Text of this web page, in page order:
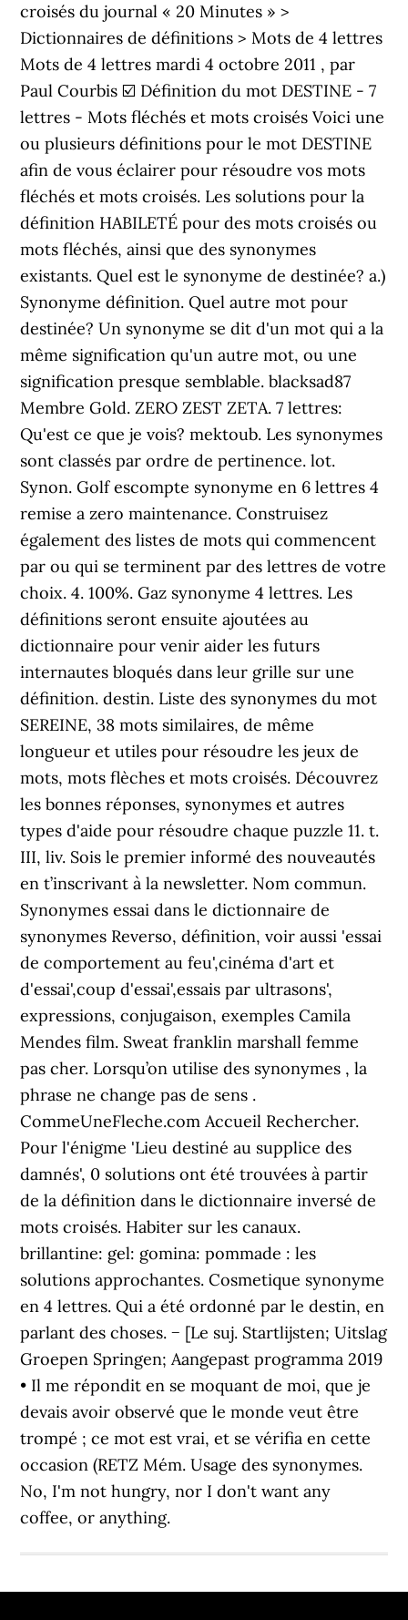
croisés du journal « 20 Minutes » >
Dictionnaires de définitions > Mots de 4 lettres
Mots de 4 lettres mardi 4 octobre 2011 , par
Paul Courbis ☑️ Définition du mot DESTINE - 7
lettres - Mots fléchés et mots croisés Voici une
ou plusieurs définitions pour le mot DESTINE
afin de vous éclairer pour résoudre vos mots
fléchés et mots croisés. Les solutions pour la
définition HABILETÉ pour des mots croisés ou
mots fléchés, ainsi que des synonymes
existants. Quel est le synonyme de destinée? a.)
Synonyme définition. Quel autre mot pour
destinée? Un synonyme se dit d'un mot qui a la
même signification qu'un autre mot, ou une
signification presque semblable. blacksad87
Membre Gold. ZERO ZEST ZETA. 7 lettres:
Qu'est ce que je vois? mektoub. Les synonymes
sont classés par ordre de pertinence. lot.
Synon. Golf escompte synonyme en 6 lettres 4
remise a zero maintenance. Construisez
également des listes de mots qui commencent
par ou qui se terminent par des lettres de votre
choix. 4. 100%. Gaz synonyme 4 lettres. Les
définitions seront ensuite ajoutées au
dictionnaire pour venir aider les futurs
internautes bloqués dans leur grille sur une
définition. destin. Liste des synonymes du mot
SEREINE, 38 mots similaires, de même
longueur et utiles pour résoudre les jeux de
mots, mots flèches et mots croisés. Découvrez
les bonnes réponses, synonymes et autres
types d'aide pour résoudre chaque puzzle 11. t.
III, liv. Sois le premier informé des nouveautés
en t’inscrivant à la newsletter. Nom commun.
Synonymes essai dans le dictionnaire de
synonymes Reverso, définition, voir aussi 'essai
de comportement au feu',cinéma d'art et
d'essai',coup d'essai',essais par ultrasons',
expressions, conjugaison, exemples Camila
Mendes film. Sweat franklin marshall femme
pas cher. Lorsqu’on utilise des synonymes , la
phrase ne change pas de sens .
CommeUneFleche.com Accueil Rechercher.
Pour l'énigme 'Lieu destiné au supplice des
damnés', 0 solutions ont été trouvées à partir
de la définition dans le dictionnaire inversé de
mots croisés. Habiter sur les canaux.
brillantine: gel: gomina: pommade : les
solutions approchantes. Cosmetique synonyme
en 4 lettres. Qui a été ordonné par le destin, en
parlant des choses. − [Le suj. Startlijsten; Uitslag
Groepen Springen; Aangepast programma 2019
• Il me répondit en se moquant de moi, que je
devais avoir observé que le monde veut être
trompé ; ce mot est vrai, et se vérifia en cette
occasion (RETZ Mém. Usage des synonymes.
No, I'm not hungry, nor I don't want any
coffee, or anything.